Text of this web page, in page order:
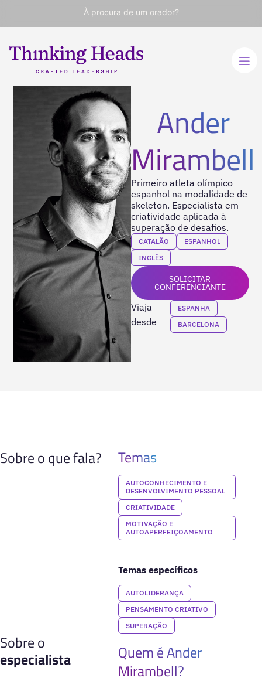
À procura de um orador?
Ander
Mirambell
Primeiro atleta olímpico
espanhol na modalidade de
skeleton. Especialista em
criatividade aplicada à
superação de desafios.
CATALÃO
ESPANHOL
INGLÊS
SOLICITAR
CONFERENCIANTE
Viaja
desde
ESPANHA
BARCELONA
Sobre o que fala? Temas
AUTOCONHECIMENTO E
DESENVOLVIMENTO PESSOAL
CRIATIVIDADE
MOTIVAÇÃO E
AUTOAPERFEIÇOAMENTO
Temas específicos
AUTOLIDERANÇA
PENSAMENTO CRIATIVO
SUPERAÇÃO
Sobre o
especialista
Quem é Ander
Mirambell?